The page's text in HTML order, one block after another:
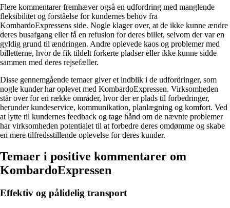
Flere kommentarer fremhæver også en udfordring med manglende
fleksibilitet og forståelse for kundernes behov fra
KombardoExpressens side. Nogle klager over, at de ikke kunne ændre
deres busafgang eller få en refusion for deres billet, selvom der var en
gyldig grund til ændringen. Andre oplevede kaos og problemer med
billetterne, hvor de fik tildelt forkerte pladser eller ikke kunne sidde
sammen med deres rejsefæller.
Disse gennemgående temaer giver et indblik i de udfordringer, som
nogle kunder har oplevet med KombardoExpressen. Virksomheden
står over for en række områder, hvor der er plads til forbedringer,
herunder kundeservice, kommunikation, planlægning og komfort. Ved
at lytte til kundernes feedback og tage hånd om de nævnte problemer
har virksomheden potentialet til at forbedre deres omdømme og skabe
en mere tilfredsstillende oplevelse for deres kunder.
Temaer i positive kommentarer om
KombardoExpressen
Effektiv og pålidelig transport